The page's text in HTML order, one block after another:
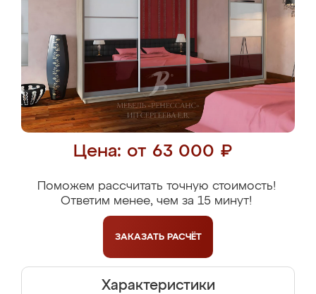
Цена: от 63 000 ₽
Поможем рассчитать точную стоимость!
Ответим менее, чем за 15 минут!
ЗАКАЗАТЬ РАСЧЁТ
Характеристики